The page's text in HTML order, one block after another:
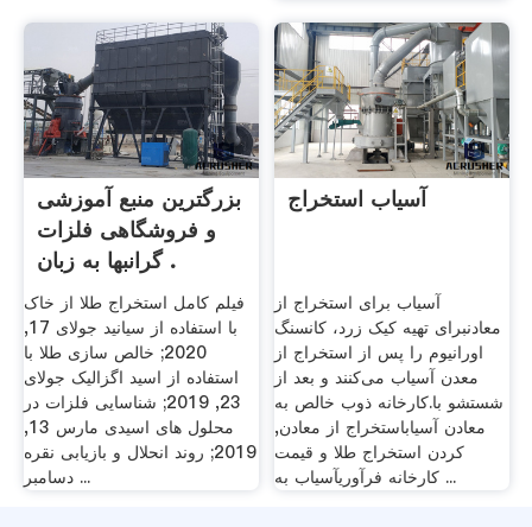
بزرگترین منبع آموزشی
و فروشگاهی فلزات
گرانبها به زبان .
فیلم کامل استخراج طلا از خاک
با استفاده از سیانید جولای 17,
2020; خالص سازی طلا با
استفاده از اسید اگزالیک جولای
23, 2019; شناسایی فلزات در
محلول های اسیدی مارس 13,
2019; روند انحلال و بازیابی نقره
دسامبر ...
آسیاب استخراج
آسیاب برای استخراج از
معادنبرای تهیه کیک زرد، کانسنگ
اورانیوم را پس از استخراج از
معدن آسیاب می‌کنند و بعد از
شستشو با.کارخانه ذوب خالص به
معادن آسیاباستخراج از معادن,
کردن استخراج طلا و قیمت
کارخانه فرآوریآسیاب به ...